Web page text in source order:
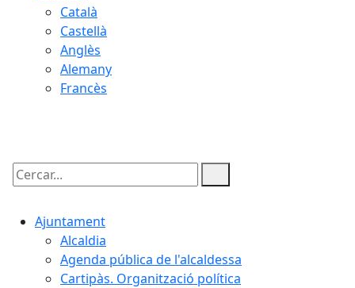
Català
Castellà
Anglès
Alemany
Francès
Cercar:
Ajuntament
Alcaldia
Agenda pública de l'alcaldessa
Cartipàs. Organització política